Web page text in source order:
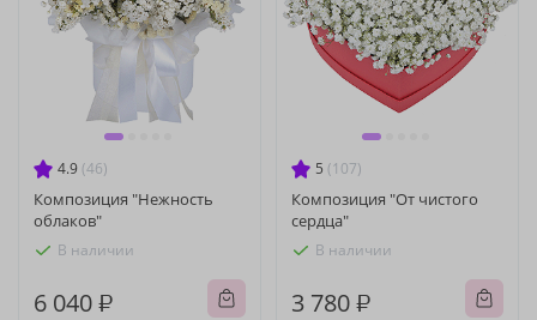
4.9 (46)
Композиция "Нежность
облаков"
В наличии
6 040 ₽
5 (107)
Композиция "От чистого
сердца"
В наличии
3 780 ₽